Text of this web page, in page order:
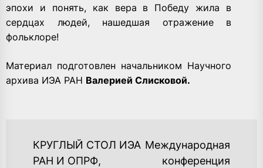
эпохи и понять, как вера в Победу жила в
сердцах людей, нашедшая отражение в
фольклоре!
Материал подготовлен начальником Научного
архива ИЭА РАН Валерией Слисковой.
НАВИГАЦИЯ
КРУГЛЫЙ СТОЛ ИЭА
РАН И ОПРФ,
Международная
конференция